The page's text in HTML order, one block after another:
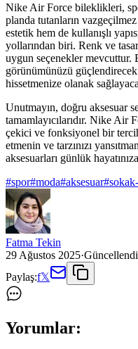
Nike Air Force bileklikleri,
planda tutanların vazgeçilmez
estetik hem de kullanışlı
yollarından biri. Renk ve
uygun seçenekler mevcuttur.
görünümünüzü
hissetmenize olanak
Unutmayın, doğru aksesuar
tamamlayıcılarıdır. Nike
çekici ve fonksiyonel bir
etmenin ve tarzınızı
aksesuarları günlük
#spor#moda#aksesuar#
Fatma Tekin
29 Ağustos 2025·
Paylaş:f𝕏
Yorumlar: